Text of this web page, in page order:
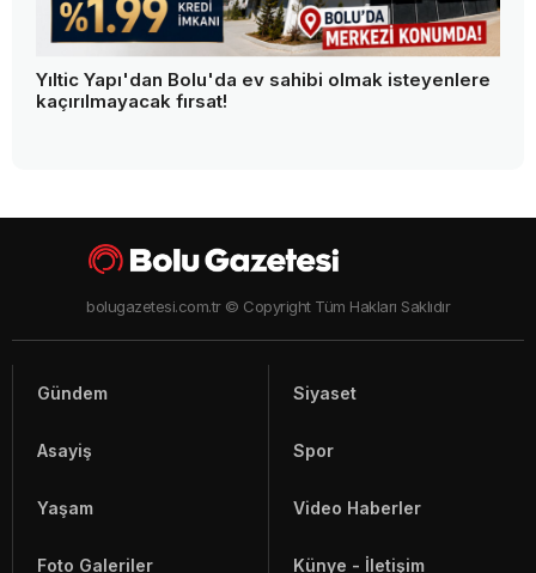
Yıltic Yapı'dan Bolu'da ev sahibi olmak isteyenlere
kaçırılmayacak fırsat!
bolugazetesi.com.tr © Copyright Tüm Hakları Saklıdır
Gündem Siyaset
Asayiş Spor
Yaşam Video Haberler
Foto Galeriler Künye - İletişim